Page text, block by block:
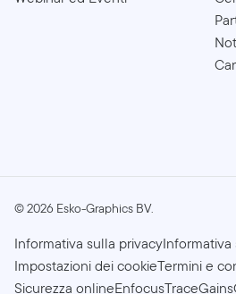
©2026 Esko-Graphics BV.
Informativa sulla privacyInformativa
Impostazioni dei cookieTermini e
Sicurezza onlineEnfocusTraceGains